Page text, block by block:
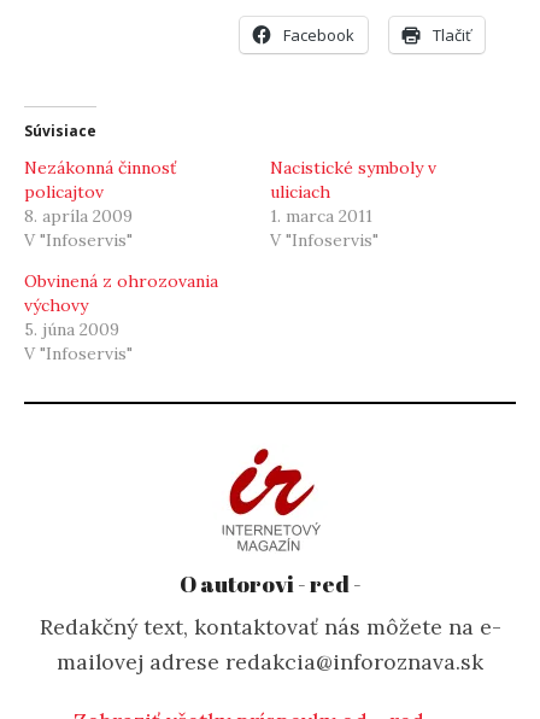
Facebook Tlačiť
Súvisiace
Nezákonná činnosť
policajtov
8. apríla 2009
V "Infoservis"
Nacistické symboly v
uliciach
1. marca 2011
V "Infoservis"
Obvinená z ohrozovania
výchovy
5. júna 2009
V "Infoservis"
O autorovi - red -
Redakčný text, kontaktovať nás môžete na e-
mailovej adrese redakcia@inforoznava.sk